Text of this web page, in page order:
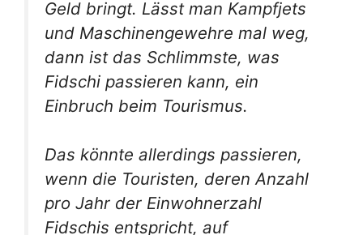
Geld bringt. Lässt man Kampfjets
und Maschinengewehre mal weg,
dann ist das Schlimmste, was
Fidschi passieren kann, ein
Einbruch beim Tourismus.
Das könnte allerdings passieren,
wenn die Touristen, deren Anzahl
pro Jahr der Einwohnerzahl
Fidschis entspricht, auf